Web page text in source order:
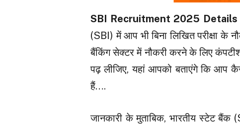
SBI Recruitment 2025
(SBI) में आप भी बिना लिखित परीक्षा के
बैंकिंग सेक्टर में नौकरी करने के लिए
पढ़ लीजिए, यहां आपको बताएंगे कि आप
हैं….
जानकारी के मुताबिक, भारतीय स्टेट